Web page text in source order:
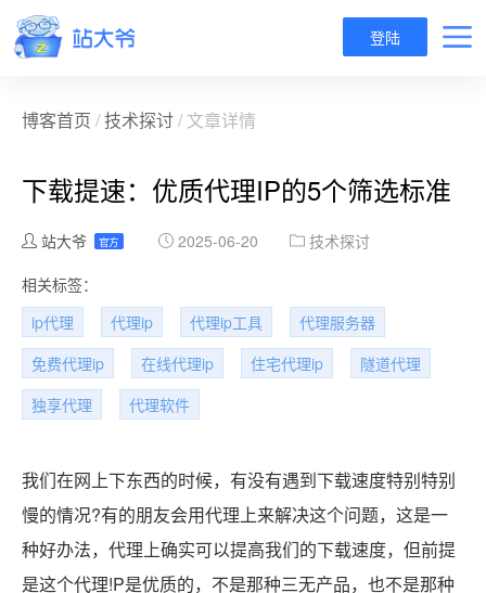
登陆
博客首页 /技术探讨/ 文章详情
下载提速：优质代理IP的5个筛选标准
站大爷 官方 2025-06-20
技术探讨
相关标签：
ip代理
代理ip 代理ip工具
代理服务器
免费代理ip
在线代理ip 住宅代理ip
隧道代理
独享代理
代理软件
我们在网上下东西的时候，有没有遇到下载速度特别特别
慢的情况?有的朋友会用代理上来解决这个问题，这是一
种好办法，代理上确实可以提高我们的下载速度，但前提
是这个代理!P是优质的，不是那种三无产品，也不是那种